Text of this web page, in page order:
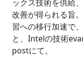
ックス技術を供給
改善が得られる旨
習への移行加速で
と、Intelの技術
postにて。